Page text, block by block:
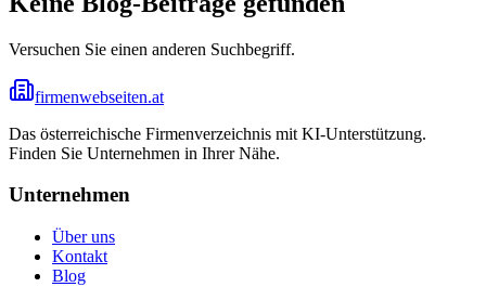
Versuchen Sie einen anderen Suchbegriff.
firmenwebseiten.at
Das österreichische Firmenverzeichnis mit KI-Unterstützung.
Finden Sie Unternehmen in Ihrer Nähe.
Unternehmen
Über uns
Kontakt
Blog